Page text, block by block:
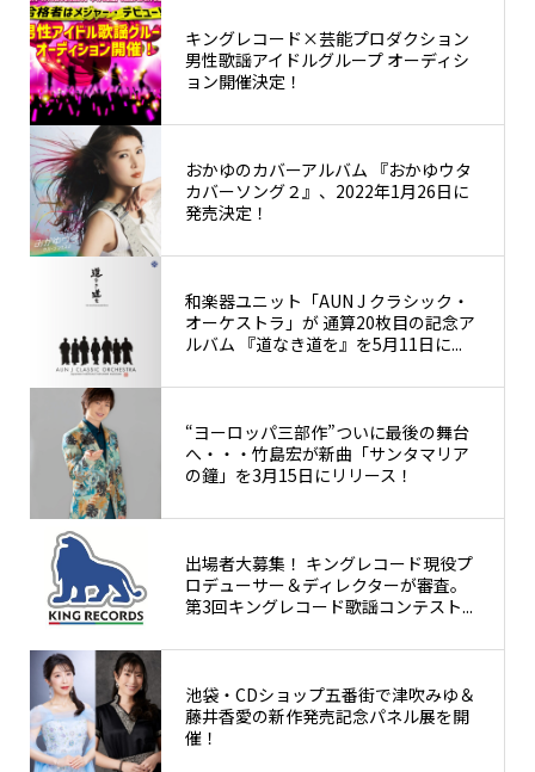
キングレコード×芸能プロダクション
男性歌謡アイドルグループ オーディシ
ョン開催決定！
おかゆのカバーアルバム 『おかゆウタ
カバーソング２』、2022年1月26日に
発売決定！
和楽器ユニット「AUN J クラシック・
オーケストラ」が 通算20枚⽬の記念ア
ルバム 『道なき道を』を5月11日に...
“ヨーロッパ三部作”ついに最後の舞台
へ・・・竹島宏が新曲「サンタマリア
の鐘」を3月15日にリリース！
出場者大募集！ キングレコード現役プ
ロデューサー＆ディレクターが審査。
第3回キングレコード歌謡コンテスト...
池袋・CDショップ五番街で津吹みゆ＆
藤井香愛の新作発売記念パネル展を開
催！